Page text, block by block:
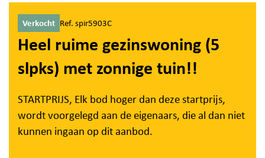
Verkocht Ref. spir5903C
Heel ruime gezinswoning (5
slpks) met zonnige tuin!!
STARTPRIJS, Elk bod hoger dan deze startprijs,
wordt voorgelegd aan de eigenaars, die al dan niet
kunnen ingaan op dit aanbod.